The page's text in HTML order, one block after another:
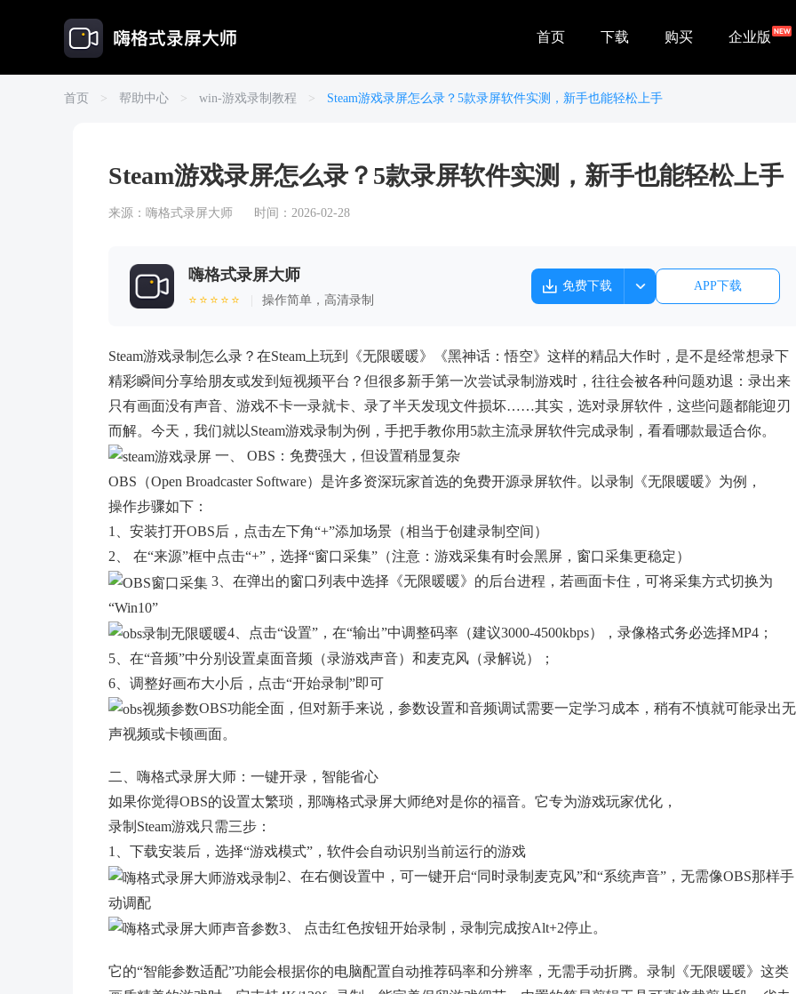
首页 下载 购买 企业版
首页 > 帮助中心 > win-游戏录制教程 > Steam游戏录屏怎么录？5款录屏软件实测，新手也能轻松上手
Steam游戏录屏怎么录？5款录屏软件实测，新手也能轻松上手
来源： 嗨格式录屏大师 时间：2026-02-28
嗨格式录屏大师
⭐⭐⭐⭐⭐ 操作简单，高清录制
免费下载 APP下载
Steam游戏录制怎么录？在Steam上玩到《无限暖暖》《黑神话：悟空》这样的精品大作时，是不是经常想录下
精彩瞬间分享给朋友或发到短视频平台？但很多新手第一次尝试录制游戏时，往往会被各种问题劝退：录出来
只有画面没有声音、游戏不卡一录就卡、录了半天发现文件损坏……其实，选对录屏软件，这些问题都能迎刃
而解。今天，我们就以Steam游戏录制为例，手把手教你用5款主流录屏软件完成录制，看看哪款最适合你。
一、 OBS：免费强大，但设置稍显复杂
OBS（Open Broadcaster Software）是许多资深玩家首选的免费开源录屏软件。以录制《无限暖暖》为例，
操作步骤如下：
1、安装打开OBS后，点击左下角“+”添加场景（相当于创建录制空间）
2、 在“来源”框中点击“+”，选择“窗口采集”（注意：游戏采集有时会黑屏，窗口采集更稳定）
3、在弹出的窗口列表中选择《无限暖暖》的后台进程，若画面卡住，可将采集方式切换为
“Win10”
4、点击“设置”，在“输出”中调整码率（建议3000-4500kbps），录像格式务必选择MP4；
5、在“音频”中分别设置桌面音频（录游戏声音）和麦克风（录解说）；
6、调整好画布大小后，点击“开始录制”即可
OBS功能全面，但对新手来说，参数设置和音频调试需要一定学习成本，稍有不慎就可能录出无
声视频或卡顿画面。
二、嗨格式录屏大师：一键开录，智能省心
如果你觉得OBS的设置太繁琐，那嗨格式录屏大师绝对是你的福音。它专为游戏玩家优化，
录制Steam游戏只需三步：
1、下载安装后，选择“游戏模式”，软件会自动识别当前运行的游戏
2、在右侧设置中，可一键开启“同时录制麦克风”和“系统声音”，无需像OBS那样手
动调配
3、 点击红色按钮开始录制，录制完成按Alt+2停止。
它的“智能参数适配”功能会根据你的电脑配置自动推荐码率和分辨率，无需手动折腾。录制《无限暖暖》这类